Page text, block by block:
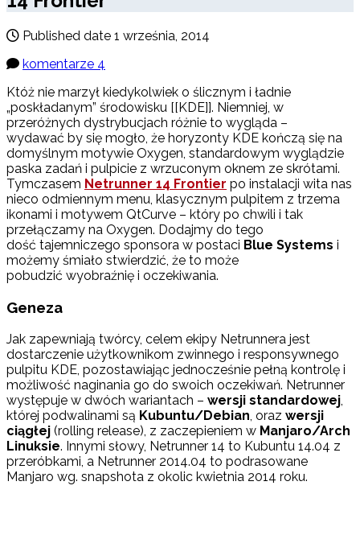
Published date 1 września, 2014
komentarze 4
Któż nie marzył kiedykolwiek o ślicznym i ładnie
„poskładanym” środowisku [[KDE]]. Niemniej, w
przeróżnych dystrybucjach różnie to wygląda –
wydawać by się mogło, że horyzonty KDE kończą się na
domyślnym motywie Oxygen, standardowym wyglądzie
paska zadań i pulpicie z wrzuconym oknem ze skrótami.
Tymczasem Netrunner 14 Frontier po instalacji wita nas
nieco odmiennym menu, klasycznym pulpitem z trzema
ikonami i motywem QtCurve – który po chwili i tak
przełączamy na Oxygen. Dodajmy do tego
dość tajemniczego sponsora w postaci Blue Systems i
możemy śmiało stwierdzić, że to może
pobudzić wyobraźnię i oczekiwania.
Geneza
Jak zapewniają twórcy, celem ekipy Netrunnera jest
dostarczenie użytkownikom zwinnego i responsywnego
pulpitu KDE, pozostawiając jednocześnie pełną kontrolę i
możliwość naginania go do swoich oczekiwań. Netrunner
występuje w dwóch wariantach – wersji standardowej
której podwalinami są Kubuntu/Debian , oraz wersji
ciągłej (rolling release), z zaczepieniem w Manjaro/Arch
Linuksie. Innymi słowy, Netrunner 14 to Kubuntu 14.04 z
przeróbkami, a Netrunner 2014.04 to podrasowane
Manjaro wg. snapshota z okolic kwietnia 2014 roku.